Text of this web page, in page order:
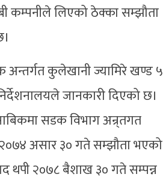
कम्पनीले लिएको ठेक्का सम्झौता
कुलेखानी ज्यामिरे खण्ड ५
जानकारी दिएको छ।
सडक विभाग अन्र्तगत
असार ३० गते सम्झौता भएको
थपी २०७८ बैशाख ३० गते सम्पन्न